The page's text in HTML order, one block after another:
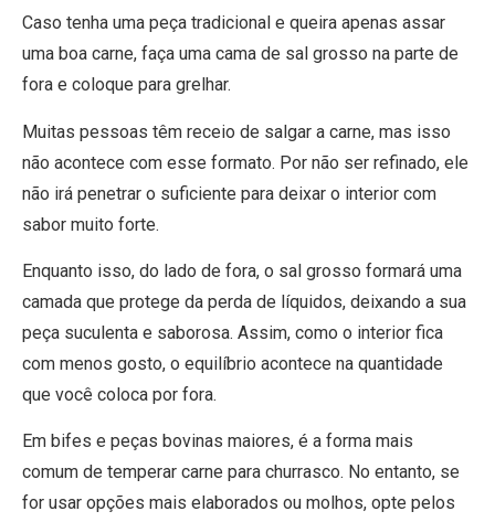
Caso tenha uma peça tradicional e queira apenas assar
uma boa carne, faça uma cama de sal grosso na parte de
fora e coloque para grelhar.
Muitas pessoas têm receio de salgar a carne, mas isso
não acontece com esse formato. Por não ser refinado, ele
não irá penetrar o suficiente para deixar o interior com
sabor muito forte.
Enquanto isso, do lado de fora, o sal grosso formará uma
camada que protege da perda de líquidos, deixando a sua
peça suculenta e saborosa. Assim, como o interior fica
com menos gosto, o equilíbrio acontece na quantidade
que você coloca por fora.
Em bifes e peças bovinas maiores, é a forma mais
comum de temperar carne para churrasco. No entanto, se
for usar opções mais elaborados ou molhos, opte pelos